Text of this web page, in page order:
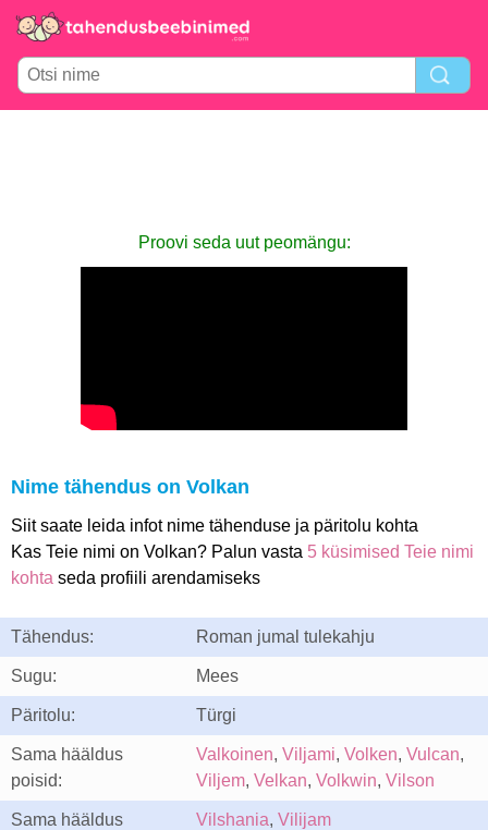
Proovi seda uut peomängu:
Nime tähendus on Volkan
Siit saate leida infot nime tähenduse ja päritolu kohta
Kas Teie nimi on Volkan? Palun vasta 5 küsimised Teie nimi
kohta seda profiili arendamiseks
Tähendus: Roman jumal tulekahju
Sugu: Mees
Päritolu: Türgi
Sama hääldus
poisid:
Valkoinen, Viljami, Volken, Vulcan,
Viljem, Velkan, Volkwin, Vilson
Sama hääldus
Vilshania, Vilijam